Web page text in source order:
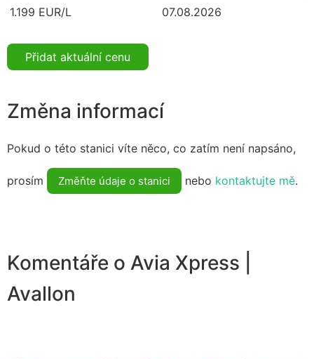
1.199 EUR/L 07.08.2026
Přidat aktuální cenu
Změna informací
Pokud o této stanici víte něco, co zatím není napsáno,
prosím Změňte údaje o stanici nebo kontaktujte mě.
Komentáře o Avia Xpress |
Avallon